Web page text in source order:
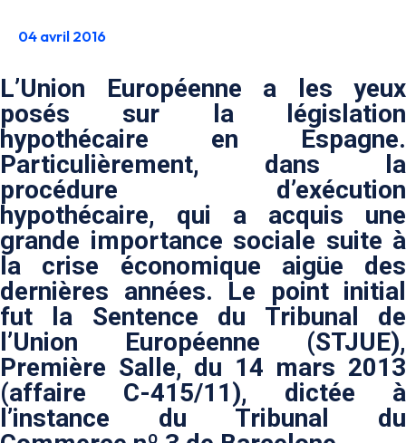
04 avril 2016
L’Union Européenne a les yeux
posés sur la législation
hypothécaire en Espagne.
Particulièrement, dans la
procédure d’exécution
hypothécaire, qui a acquis une
grande importance sociale suite à
la crise économique aigüe des
dernières années. Le point initial
fut la Sentence du Tribunal de
l’Union Européenne (STJUE),
Première Salle, du 14 mars 2013
(affaire C-415/11), dictée à
l’instance du Tribunal du